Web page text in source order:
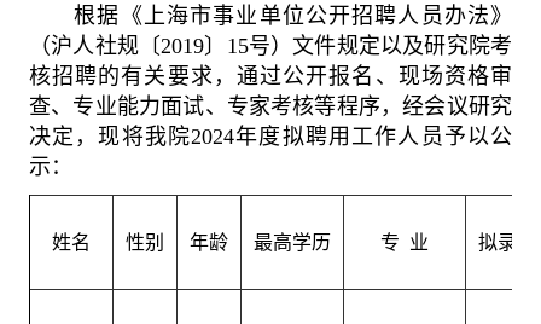
根据《上海市事业单位公开招聘人员办法》
（沪人社规〔2019〕 15号）文件规定以及研究院考
核招聘的有关要求，通过公开报名、现场资格审
查、专业能力面试、专家考核等程序，经会议研究
决定，现将我院2024年度拟聘用工作人员予以公
示：
姓名 性别 年龄 最高学历 专 业 拟录用